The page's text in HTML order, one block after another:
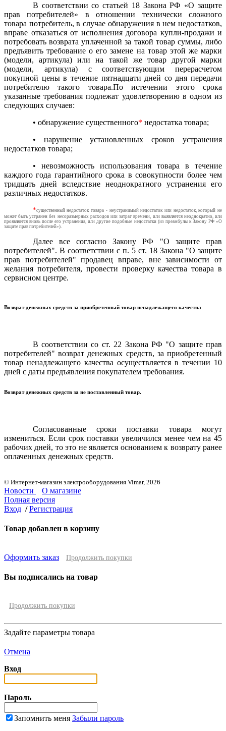
В соответствии со статьей 18 Закона РФ «О защите
прав потребителей» в отношении технически сложного
товара потребитель, в случае обнаружения в нем недостатков,
вправе отказаться от исполнения договора купли-продажи и
потребовать возврата уплаченной за такой товар суммы, либо
предъявить требование о его замене на товар этой же марки
(модели, артикула) или на такой же товар другой марки
(модели, артикула) с соответствующим перерасчетом
покупной цены в течение пятнадцати дней со дня передачи
потребителю такого товара.По истечении этого срока
указанные требования подлежат удовлетворению в одном из
следующих случаев:
• обнаружение существенного* недостатка товара;
•
нарушение установленных сроков устранения
недостатков товара;
•
невозможность использования товара в течение
каждого года гарантийного срока в совокупности более чем
тридцать дней вследствие неоднократного устранения его
различных недостатков.
*существенный недостаток товара - неустранимый недостаток или недостаток, который не
может быть устранен без несоразмерных расходов или затрат времени, или выявляется неоднократно, или
проявляется вновь после его устранения, или другие подобные недостатки (из преамбулы к Закону РФ «О
защите прав потребителей»).
Далее все согласно Закону РФ "О защите прав
потребителей". В соответствии с п. 5 ст. 18 Закона "О защите
прав потребителей" продавец вправе, вне зависимости от
желания потребителя, провести проверку качества товара в
сервисном центре.
Возврат денежных средств за приобретенный товар ненадлежащего качества
В соответствии со ст. 22 Закона РФ "О защите прав
потребителей" возврат денежных средств, за приобретенный
товар ненадлежащего качества осуществляется в течении 10
дней с даты предъявления покупателем требования.
Возврат денежных средств за не поставленный товар.
Согласованные сроки поставки товара могут
измениться. Если срок поставки увеличился менее чем на 45
рабочих дней, то это не является основанием к возврату ранее
оплаченных денежных средств.
© Интернет-магазин электрооборудования Vimar, 2026
Новости
О магазине
Полная версия
Вход / Регистрация
Товар добавлен в корзину
Оформить заказ Продолжить покупки
Вы подписались на товар
Продолжить покупки
Задайте параметры товара
Отмена
Вход
Пароль
Запомнить меня Забыли пароль